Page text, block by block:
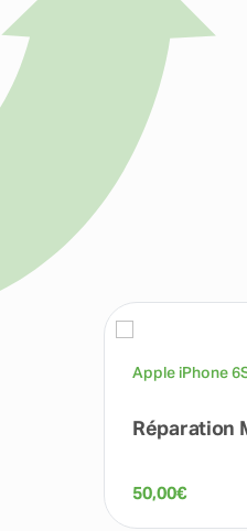
Apple iPhone
Réparation
50,00€